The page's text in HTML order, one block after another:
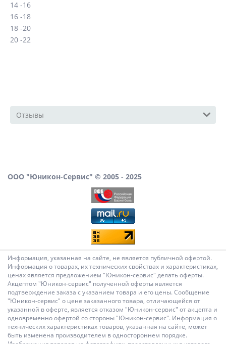
14 -16
16 -18
18 -20
20 -22
Отзывы
ООО "Юникон-Сервис" © 2005 - 2025
Информация, указанная на сайте, не является публичной офертой.
Информация о товарах, их технических свойствах и характеристиках,
ценах является предложением "Юникон-сервис" делать оферты.
Акцептом "Юникон-сервис" полученной оферты является
подтверждение заказа с указанием товара и его цены. Сообщение
"Юникон-сервис" о цене заказанного товара, отличающейся от
указанной в оферте, является отказом "Юникон-сервис" от акцепта и
одновременно офертой со стороны "Юникон-сервис". Информация о
технических характеристиках товаров, указанная на сайте, может
быть изменена производителем в одностороннем порядке.
Изображения товаров на фотографиях, представленных в каталоге